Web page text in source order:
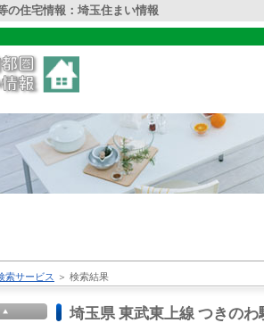
の住宅情報：埼玉住まい情報
索サービス ＞ 検索結果
埼玉県 東武東上線 つきの